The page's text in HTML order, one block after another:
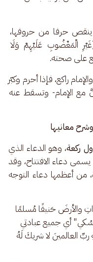
حرفا من حروفها،
الْمَغْضُوبِ عَلَيْهِمْ وَلَا
راكع، فإذا أحرم وكبّر
مع الإمام- وتسقط عنه
معانيها
ركعة، وهو الدعاء الذي
يسمى دعاء الافتتاح، وقد
أعظمها دعاء التوجه
والأرضَ حَنيفًا مُسلمًا
أي جميع عبادتي
العالمينَ لا شريكَ لَهُ